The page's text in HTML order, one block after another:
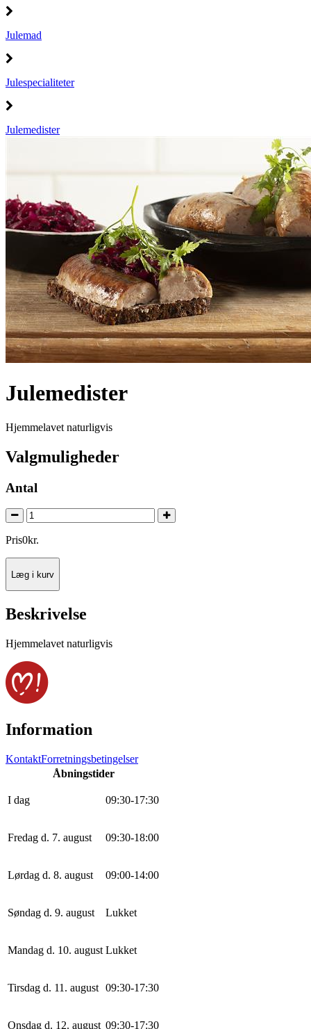
Julemad
Julespecialiteter
Julemedister
Julemedister
Hjemmelavet naturligvis
Valgmuligheder
Antal
Pris0kr.
Læg i kurv
Beskrivelse
Hjemmelavet naturligvis
Information
KontaktForretningsbetingelser
Åbningstider
I dag 09:30-17:30
Fredag d. 7. august 09:30-18:00
Lørdag d. 8. august 09:00-14:00
Søndag d. 9. august Lukket
Mandag d. 10. august Lukket
Tirsdag d. 11. august 09:30-17:30
Onsdag d. 12. august 09:30-17:30